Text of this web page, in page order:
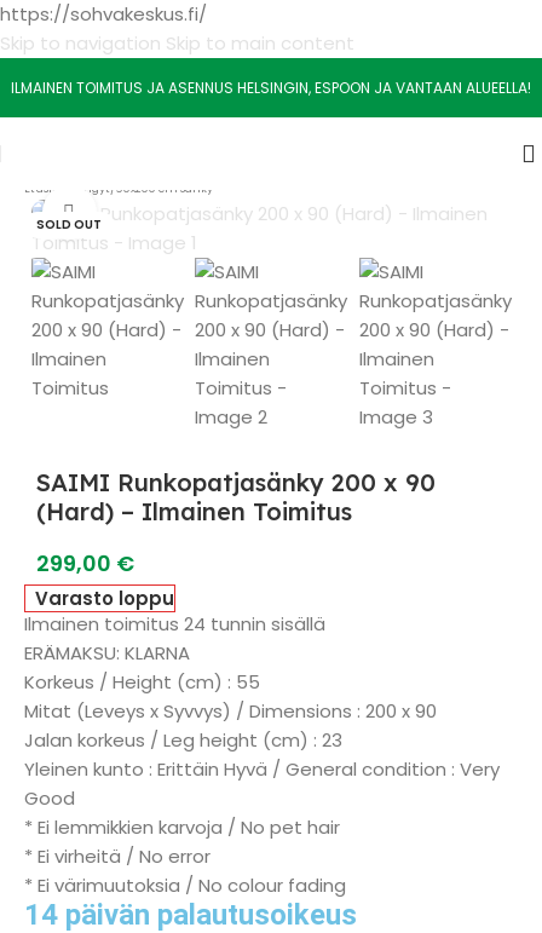
https://sohvakeskus.fi/
Skip to navigation Skip to main content
ILMAINEN TOIMITUS JA ASENNUS HELSINGIN, ESPOON JA VANTAAN ALUEELLA!
Etusivu Sängyt/ 90x200 cm Sänky
SOLD OUT
Watch video
SAIMI Runkopatjasänky 200 x 90
(Hard) – Ilmainen Toimitus
299,00 €
Varasto loppu
Ilmainen toimitus 24 tunnin sisällä
ERÄMAKSU: KLARNA
Korkeus / Height (cm) : 55
Mitat (Leveys x Syvvys) / Dimensions : 200 x 90
Jalan korkeus / Leg height (cm) : 23
Yleinen kunto : Erittäin Hyvä / General condition : Very
Good
* Ei lemmikkien karvoja / No pet hair
* Ei virheitä / No error
* Ei värimuutoksia / No colour fading
14 päivän palautusoikeus